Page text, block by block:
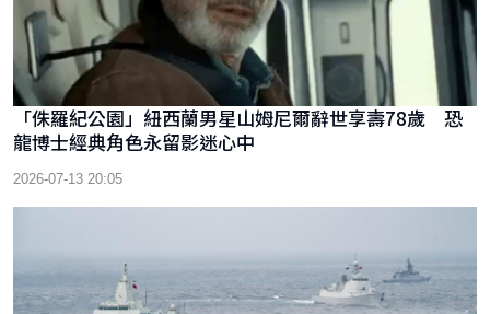
「侏羅紀公園」紐西蘭男星山姆尼爾辭世享壽78歲 恐
龍博士經典角色永留影迷心中
2026-07-13 20:05